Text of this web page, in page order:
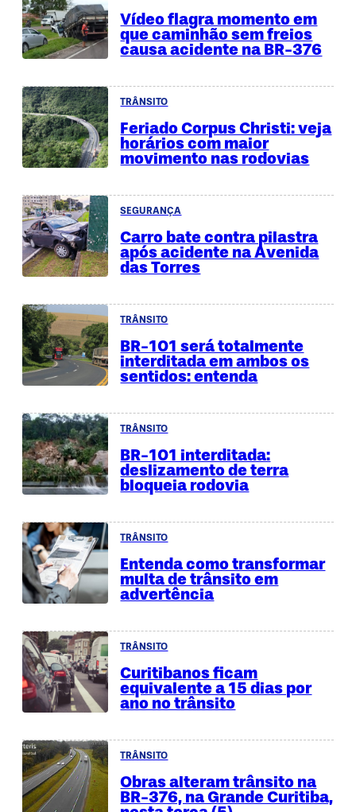
Vídeo flagra momento em
que caminhão sem freios
causa acidente na BR-376
TRÂNSITO
Feriado Corpus Christi: veja
horários com maior
movimento nas rodovias
SEGURANÇA
Carro bate contra pilastra
após acidente na Avenida
das Torres
TRÂNSITO
BR-101 será totalmente
interditada em ambos os
sentidos: entenda
TRÂNSITO
BR-101 interditada:
deslizamento de terra
bloqueia rodovia
TRÂNSITO
Entenda como transformar
multa de trânsito em
advertência
TRÂNSITO
Curitibanos ficam
equivalente a 15 dias por
ano no trânsito
TRÂNSITO
Obras alteram trânsito na
BR-376, na Grande Curitiba,